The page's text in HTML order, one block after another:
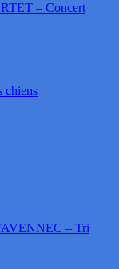
– Concert
chiens
– Tri